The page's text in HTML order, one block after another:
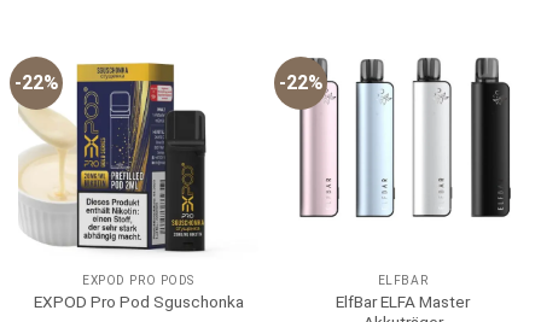
-22%
EXPOD PRO PODS
EXPOD Pro Pod Sguschonka
-22%
ELFBAR
ElfBar ELFA Master